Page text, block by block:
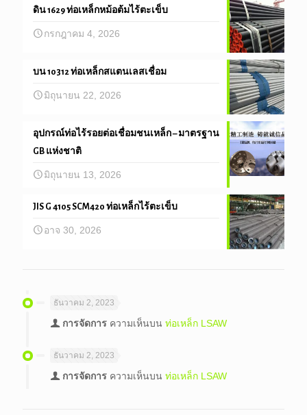
ดิน 1629 ท่อเหล็กหม้อต้มไร้ตะเข็บ
กรกฎาคม 4, 2026
บน 10312 ท่อเหล็กสแตนเลสเชื่อม
มิถุนายน 22, 2026
อุปกรณ์ท่อไร้รอยต่อเชื่อมชนเหล็ก – มาตรฐาน
GB แห่งชาติ
มิถุนายน 13, 2026
JIS G 4105 SCM420 ท่อเหล็กไร้ตะเข็บ
อาจ 30, 2026
ธันวาคม 2, 2023
การจัดการ ความเห็นบน ท่อเหล็ก LSAW
ธันวาคม 2, 2023
การจัดการ ความเห็นบน ท่อเหล็ก LSAW